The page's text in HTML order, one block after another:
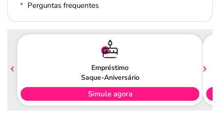
Perguntas frequentes
Empréstimo
Saque-Aniversário
Simule agora